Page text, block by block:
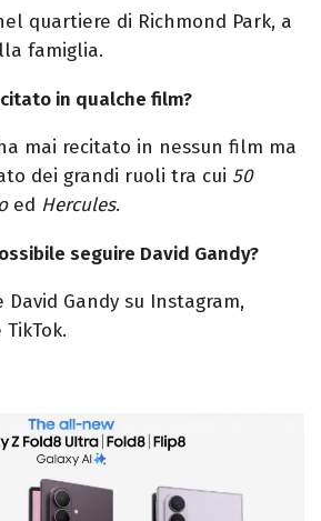
quartiere di Richmond Park, a
famiglia.
in qualche film?
mai recitato in nessun film ma
dei grandi ruoli tra cui 50
ed Hercules.
seguire David Gandy?
David Gandy su Instagram,